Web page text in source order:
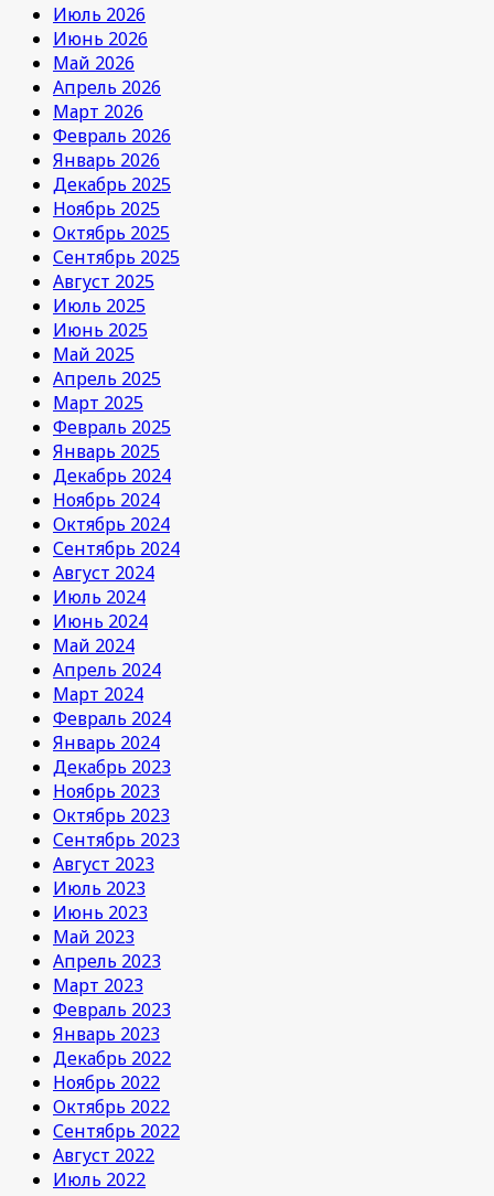
Июль 2026
Июнь 2026
Май 2026
Апрель 2026
Март 2026
Февраль 2026
Январь 2026
Декабрь 2025
Ноябрь 2025
Октябрь 2025
Сентябрь 2025
Август 2025
Июль 2025
Июнь 2025
Май 2025
Апрель 2025
Март 2025
Февраль 2025
Январь 2025
Декабрь 2024
Ноябрь 2024
Октябрь 2024
Сентябрь 2024
Август 2024
Июль 2024
Июнь 2024
Май 2024
Апрель 2024
Март 2024
Февраль 2024
Январь 2024
Декабрь 2023
Ноябрь 2023
Октябрь 2023
Сентябрь 2023
Август 2023
Июль 2023
Июнь 2023
Май 2023
Апрель 2023
Март 2023
Февраль 2023
Январь 2023
Декабрь 2022
Ноябрь 2022
Октябрь 2022
Сентябрь 2022
Август 2022
Июль 2022